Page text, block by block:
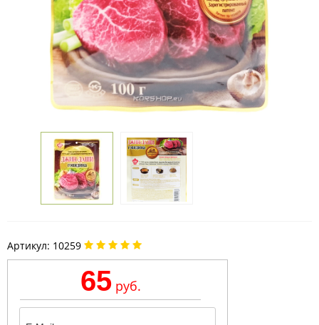
Артикул: 10259
65 руб.